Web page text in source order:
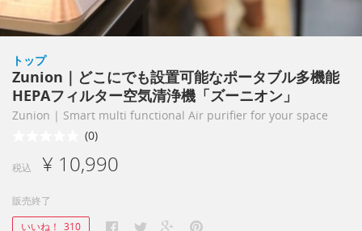
トップ
Zunion｜どこにでも設置可能なポータブル多機能
HEPAフィルター空気清浄機「ズーニオン」
Zunion | Smart multi functional Air purifier for your space
(0)
税込 ¥ 10,990
販売終了
いいね！ 310